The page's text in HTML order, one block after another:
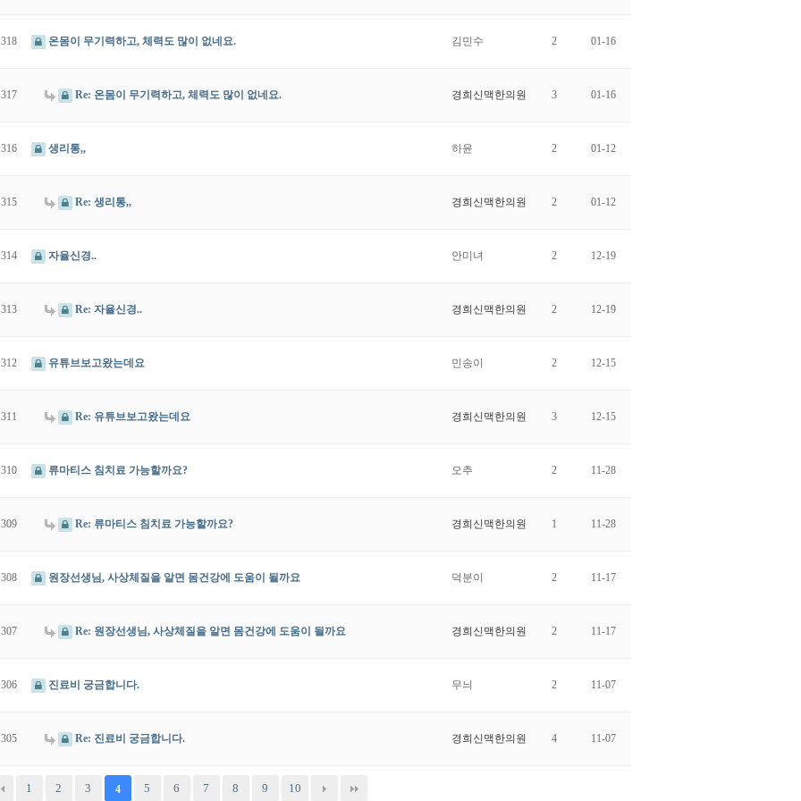
318 온몸이 무기력하고, 체력도 많이 없네요. 김민수 2 01-16
317 Re: 온몸이 무기력하고, 체력도 많이 없네요. 경희신맥한의원 3 01-16
316 생리통,, 하윤 2 01-12
315 Re: 생리통,, 경희신맥한의원 2 01-12
314 자율신경.. 안미녀 2 12-19
313 Re: 자율신경.. 경희신맥한의원 2 12-19
312 유튜브보고왔는데요 민송이 2 12-15
311 Re: 유튜브보고왔는데요 경희신맥한의원 3 12-15
310 류마티스 침치료 가능할까요? 오추 2 11-28
309 Re: 류마티스 침치료 가능할까요? 경희신맥한의원 1 11-28
308 원장선생님, 사상체질을 알면 몸건강에 도움이 될까요 덕분이 2 11-17
307 Re: 원장선생님, 사상체질을 알면 몸건강에 도움이 될까요 경희신맥한의원 2 11-17
306 진료비 궁금합니다. 무늬 2 11-07
305 Re: 진료비 궁금합니다. 경희신맥한의원 4 11-07
1 2 3 4 5 6 7 8 9 10